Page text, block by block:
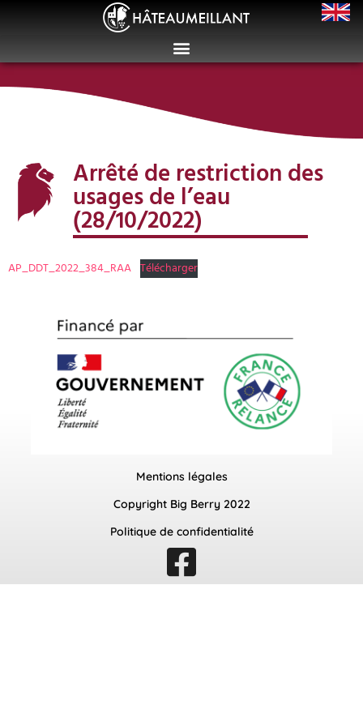
Arrêté de restriction des
usages de l’eau
(28/10/2022)
AP_DDT_2022_384_RAA Télécharger
Mentions légales
Copyright Big Berry 2022
Politique de confidentialité